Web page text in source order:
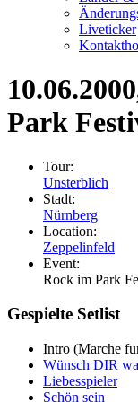
Liveticker
10.06.2000
Park
Tour:
Unsterblich
Stadt:
Nürnberg
Location:
Zeppelinfeld
Event:
Rock im Park
Gespielte Setlist
Intro (Marche
Wünsch DIR
Liebesspieler
Schön sein